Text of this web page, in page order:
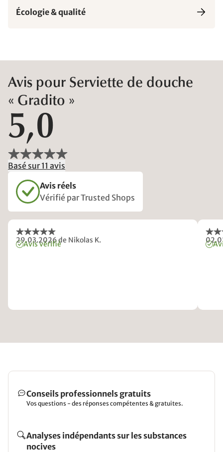
Écologie & qualité
Avis pour Serviette de douche
« Gradito »
5,0
Basé sur 11 avis
Avis réels
Vérifié par Trusted Shops
29.03.2026de Nikolas K.
Avis vérifié
Conseils professionnels gratuits
Vos questions - des réponses compétentes & gratuites.
Analyses indépendants sur les substances
nocives